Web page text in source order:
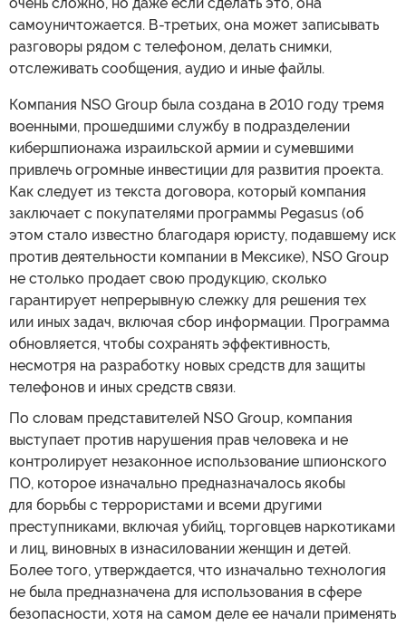
самоуничтожается. В-третьих, она может записывать
разговоры рядом с телефоном, делать снимки,
отслеживать сообщения, аудио и иные файлы.
Компания NSO Group была создана в 2010 году тремя
военными, прошедшими службу в подразделении
кибершпионажа израильской армии и сумевшими
привлечь огромные инвестиции для развития проекта.
Как следует из текста договора, который компания
заключает с покупателями программы Pegasus (об
этом стало известно благодаря юристу, подавшему иск
против деятельности компании в Мексике), NSO Group
не столько продает свою продукцию, сколько
гарантирует непрерывную слежку для решения тех
или иных задач, включая сбор информации. Программа
обновляется, чтобы сохранять эффективность,
несмотря на разработку новых средств для защиты
телефонов и иных средств связи.
По словам представителей NSO Group, компания
выступает против нарушения прав человека и не
контролирует незаконное использование шпионского
ПО, которое изначально предназначалось якобы
для борьбы с террористами и всеми другими
преступниками, включая убийц, торговцев наркотиками
и лиц, виновных в изнасиловании женщин и детей.
Более того, утверждается, что изначально технология
не была предназначена для использования в сфере
безопасности, хотя на самом деле ее начали применять